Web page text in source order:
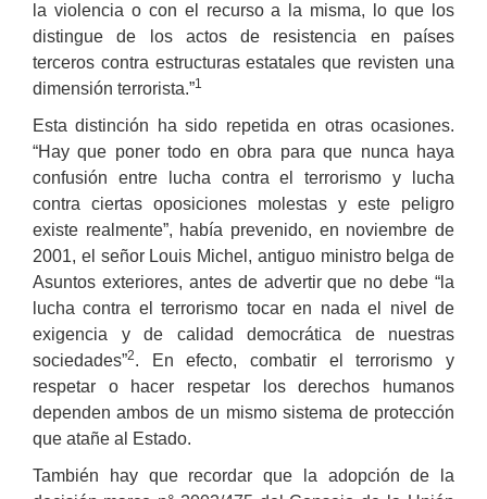
la violencia o con el recurso a la misma, lo que los
distingue de los actos de resistencia en países
terceros contra estructuras estatales que revisten una
dimensión terrorista.”1
Esta distinción ha sido repetida en otras ocasiones.
“Hay que poner todo en obra para que nunca haya
confusión entre lucha contra el terrorismo y lucha
contra ciertas oposiciones molestas y este peligro
existe realmente”, había prevenido, en noviembre de
2001, el señor Louis Michel, antiguo ministro belga de
Asuntos exteriores, antes de advertir que no debe “la
lucha contra el terrorismo tocar en nada el nivel de
exigencia y de calidad democrática de nuestras
sociedades”2. En efecto, combatir el terrorismo y
respetar o hacer respetar los derechos humanos
dependen ambos de un mismo sistema de protección
que atañe al Estado.
También hay que recordar que la adopción de la